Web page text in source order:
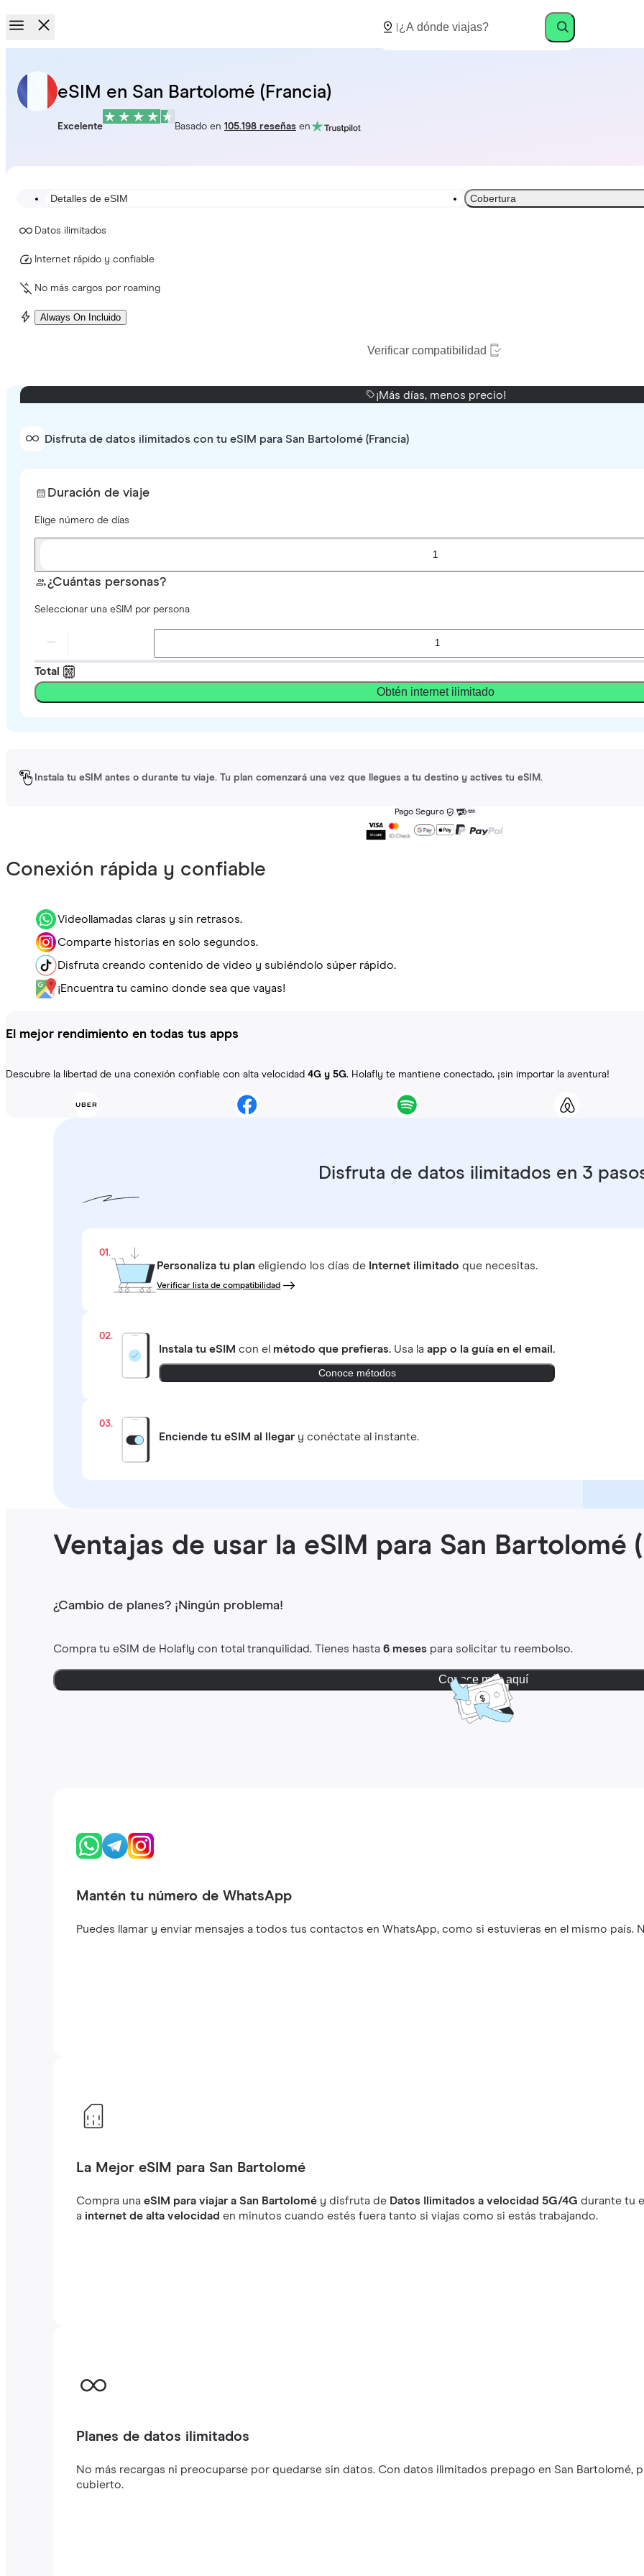
eSIM en San Bartolomé (Francia)
Excelente Basado en 105.198 reseñas en
Detalles de eSIM Cobertura
Datos ilimitados
Internet rápido y confiable
No más cargos por roaming
Always On Incluido
Verificar compatibilidad
¡Más días, menos precio!
Disfruta de datos ilimitados con tu eSIM para San Bartolomé (Francia)
Duración de viaje
Elige número de días
1
¿Cuántas personas?
Seleccionar una eSIM por persona
Total
Obtén internet ilimitado
Instala tu eSIM antes o durante tu viaje. Tu plan comenzará una vez que llegues a tu destino y actives tu eSIM.
Pago Seguro
Conexión rápida y confiable
Videollamadas claras y sin retrasos.
Comparte historias en solo segundos.
Disfruta creando contenido de video y subiéndolo súper rápido.
¡Encuentra tu camino donde sea que vayas!
El mejor rendimiento en todas tus apps
Descubre la libertad de una conexión confiable con alta velocidad 4G y 5G. Holafly te mantiene conectado, ¡sin importar la aventura!
Disfruta de datos ilimitados en 3
01.
Personaliza tu plan eligiendo los días de Internet ilimitado que necesitas.
Verificar lista de compatibilidad
02.
Instala tu eSIM con el método que prefieras. Usa laapp o la guía en el email.
Conoce métodos
03.
Enciende tu eSIM al llegar y conéctate al instante.
Ventajas de usar la eSIM para San Bartolomé
¿Cambio de planes? ¡Ningún problema!
Compra tu eSIM de Holafly con total tranquilidad. Tienes hasta6 meses para solicitar tu reembolso.
Conoce más aquí
Mantén tu número de WhatsApp
Puedes llamar y enviar mensajes a todos tus contactos en WhatsApp, como si estuvieras en el mismo
La Mejor eSIM para San Bartolomé
Compra unaeSIM para viajar a San Bartolomé y disfruta de Datos Ilimitados a velocidad 5G/4G durante tu
a internet de alta velocidad en minutos cuando estés fuera tanto si viajas como si estás trabajando.
Planes de datos ilimitados
No más recargas ni preocuparse por quedarse sin datos. Con datos ilimitados prepago en San Bartolomé,
cubierto.